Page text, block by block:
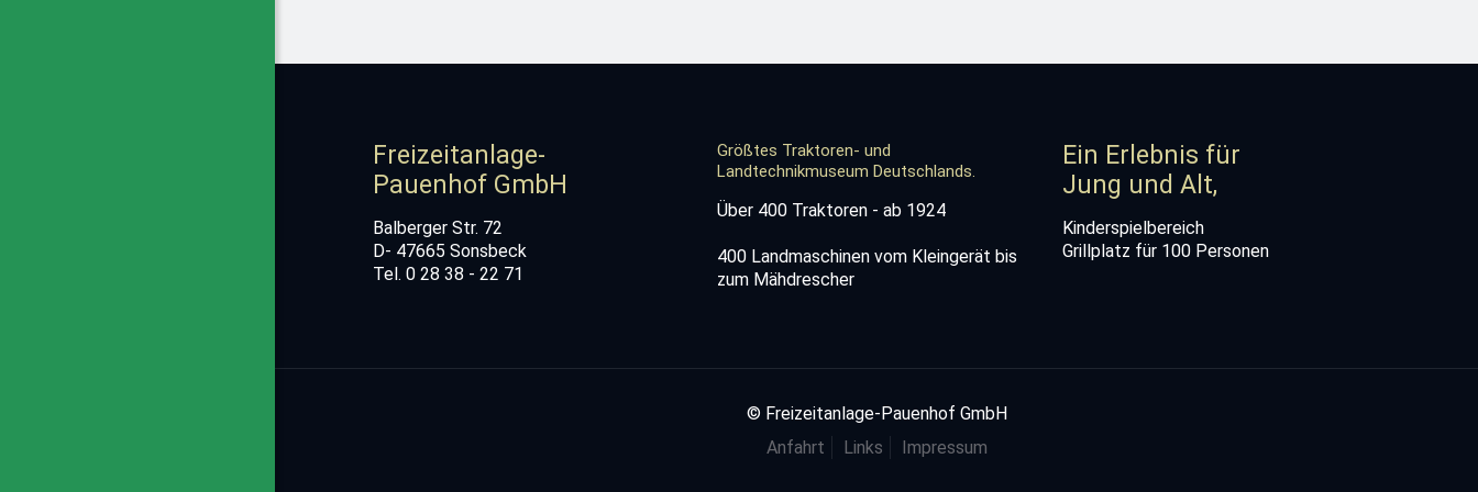
Freizeitanlage-
Pauenhof GmbH
Balberger Str. 72
D- 47665 Sonsbeck
Tel. 0 28 38 - 22 71
Größtes Traktoren- und
Landtechnikmuseum Deutschlands.
Über 400 Traktoren - ab 1924
400 Landmaschinen vom Kleingerät bis
zum Mähdrescher
Ein Erlebnis für
Jung und Alt,
Kinderspielbereich
Grillplatz für 100 Personen
© Freizeitanlage-Pauenhof GmbH
Anfahrt
Links Impressum